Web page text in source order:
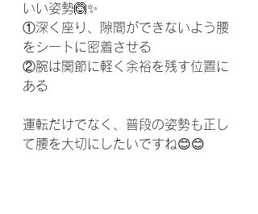
いい姿勢🙆✨﻿
①深く座り、隙間ができないよう腰
をシートに密着させる﻿
②腕は関節に軽く余裕を残す位置に
ある﻿
運転だけでなく、普段の姿勢も正し
て腰を大切にしたいですね😊😊﻿